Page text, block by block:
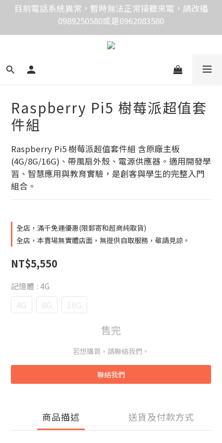
價格均含稅，下單享優惠！歡迎大量採購，由專人提供
專案報價。
0989250580或是0962083580
價格均含稅，下單享優惠！歡迎大量採購，由專人提供
專案報價。
Raspberry Pi5 樹莓派超值套
件組
Raspberry Pi5 樹莓派超值套件組 含原廠主板
(4G/8G/16G)、帶風扇外殼、電源供應器。適用開發學
習、智慧應用與教育實驗，是創客與學生的完整入門
組合。
全店，滿千免運優惠(限郵寄和超商純取貨)
全店，本賣場無實體店面，無提供自取服務，敬請見諒。
NT$5,550
記憶體 : 4G
4G 8G 16G
售完
若想購買，請聯絡我們。
聯絡我們
商品描述 送貨及付款方式